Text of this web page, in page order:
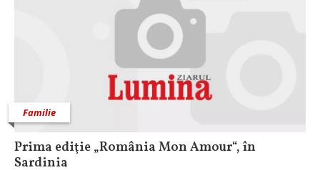
Familie
Prima ediţie „România Mon Amour“, în
Sardinia